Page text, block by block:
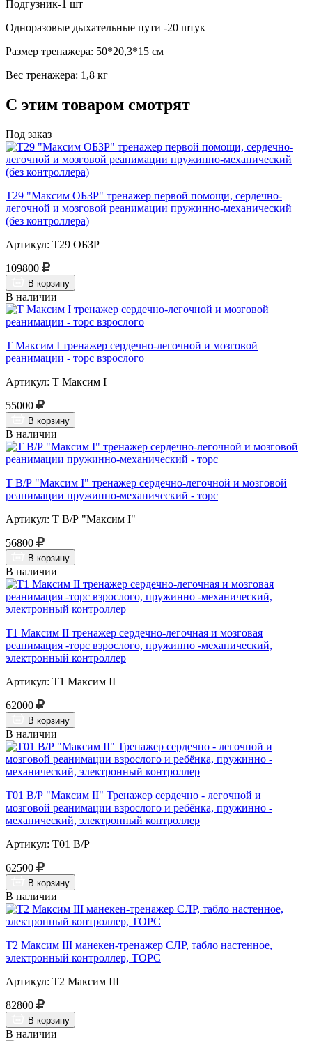
Подгузник-1 шт
Одноразовые дыхательные пути -20 штук
Размер тренажера: 50*20,3*15 см
Вес тренажера: 1,8 кг
С этим товаром смотрят
Под заказ
Т29 "Максим ОБЗР" тренажер первой помощи, сердечно-
легочной и мозговой реанимации пружинно-механический
(без контроллера)
Артикул: Т29 ОБЗР
109800
В корзину
В наличии
Т Максим I тренажер сердечно-легочной и мозговой
реанимации - торс взрослого
Артикул: Т Максим I
55000
В корзину
В наличии
Т В/Р "Максим I" тренажер сердечно-легочной и мозговой
реанимации пружинно-механический - торс
Артикул: Т В/Р "Максим I"
56800
В корзину
В наличии
Т1 Максим II тренажер сердечно-легочная и мозговая
реанимация -торс взрослого, пружинно -механический,
электронный контроллер
Артикул: Т1 Максим II
62000
В корзину
В наличии
Т01 В/Р "Максим II" Тренажер сердечно - легочной и
мозговой реанимации взрослого и ребёнка, пружинно -
механический, электронный контроллер
Артикул: Т01 В/Р
62500
В корзину
В наличии
Т2 Максим III манекен-тренажер СЛР, табло настенное,
электронный контроллер, ТОРС
Артикул: Т2 Максим III
82800
В корзину
В наличии